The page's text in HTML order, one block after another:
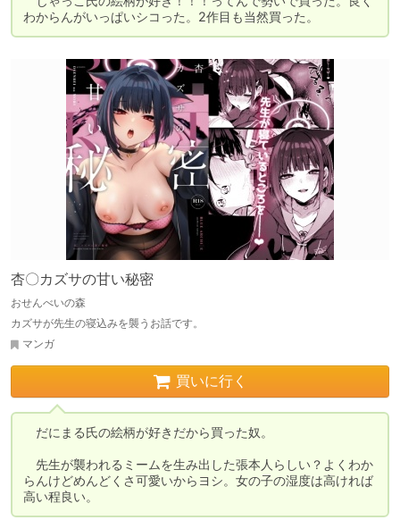
わからんがいっぱいシコった。2作目も当然買った。
杏〇カズサの甘い秘密
おせんべいの森
カズサが先生の寝込みを襲うお話です。
マンガ
買いに行く
だにまる氏の絵柄が好きだから買った奴。
先生が襲われるミームを生み出した張本人らしい？よくわか
らんけどめんどくさ可愛いからヨシ。女の子の湿度は高ければ
高い程良い。